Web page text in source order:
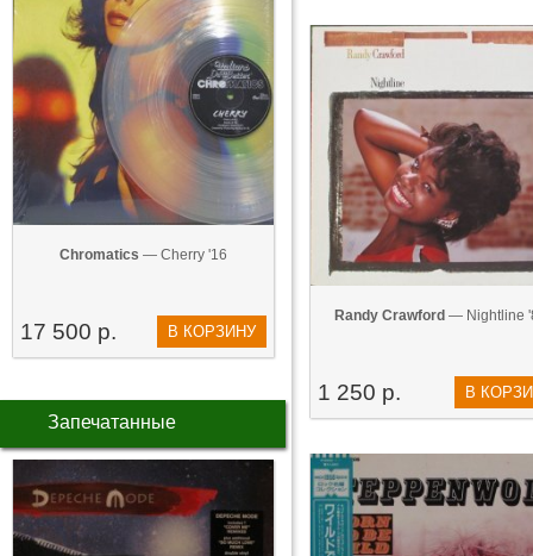
Chromatics — Cherry '16
17 500 р. В КОРЗИНУ
Запечатанные
Randy Crawford — Nightline
1 250 р. В